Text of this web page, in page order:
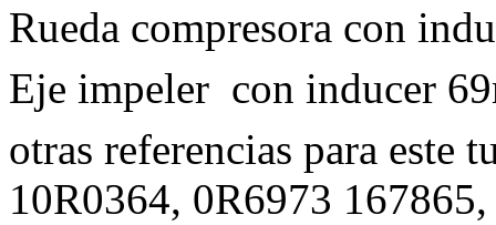
Rueda compresora con
Eje impeler con inducer
otras referencias para este
10R0364, 0R6973